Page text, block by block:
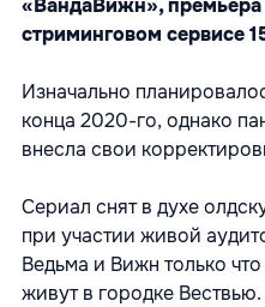
стриминговом сервисе
Изначально
конца 2020-го, однако
внесла свои
Сериал снят в духе
при участии живой
Ведьма и Вижн только
живут в городке